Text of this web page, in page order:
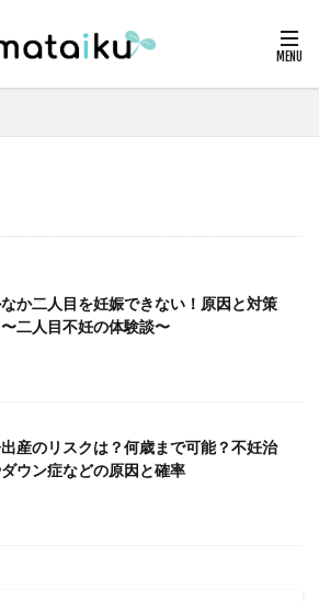
か二人目を妊娠できない！原因と対策
二人目不妊の体験談〜
産のリスクは？何歳まで可能？不妊治
ウン症などの原因と確率